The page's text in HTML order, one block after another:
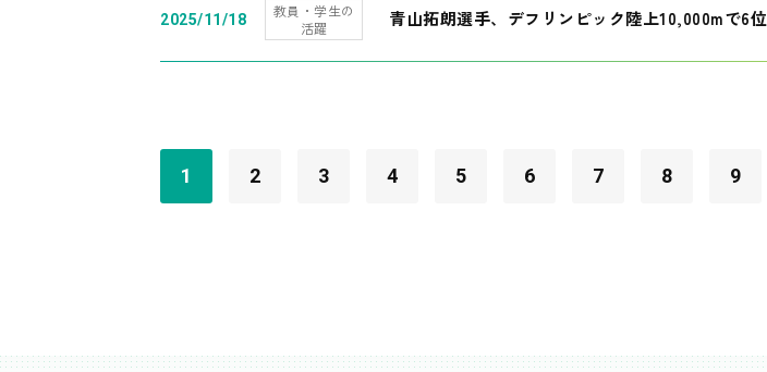
2025/11/18
教員・学生の
活躍
青山拓朗選手、デフリンピック陸上10,000mで6位
1 2 3 4 5 6 7 8 9